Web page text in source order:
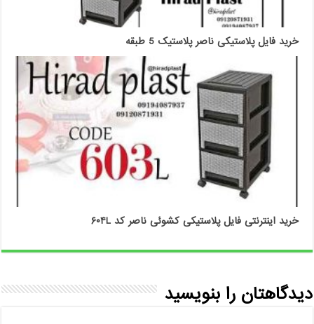
خرید فایل پلاستیکی ناصر پلاستیک 5 طبقه
خرید اینترنتی فایل پلاستیکی کشوئی ناصر کد ۶۰۴L
دیدگاهتان را بنویسید